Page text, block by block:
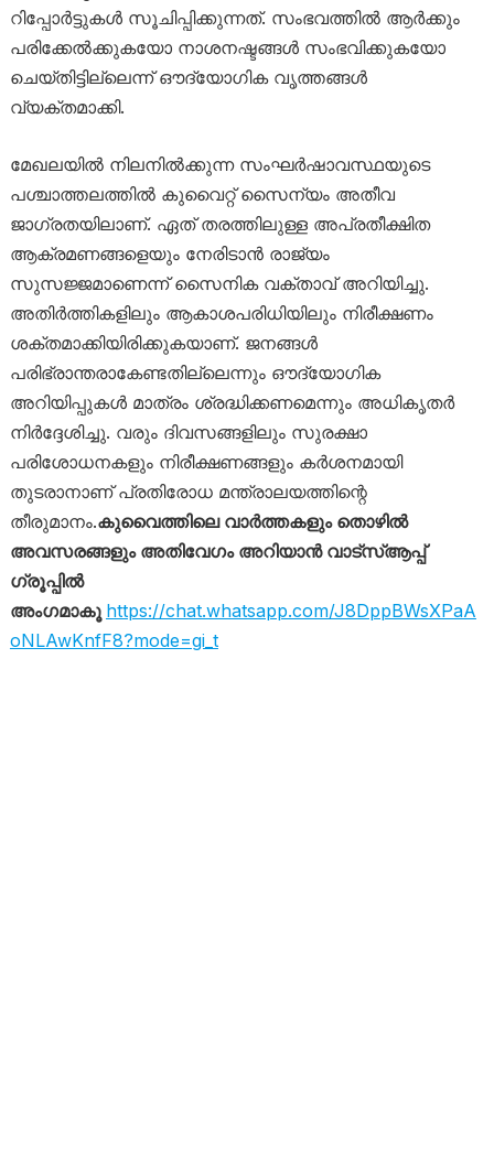
റിപ്പോർട്ടുകൾ സൂചിപ്പിക്കുന്നത്. സംഭവത്തിൽ ആർക്കും
പരിക്കേൽക്കുകയോ നാശനഷ്ടങ്ങൾ സംഭവിക്കുകയോ
ചെയ്തിട്ടില്ലെന്ന് ഔദ്യോഗിക വൃത്തങ്ങൾ
വ്യക്തമാക്കി.
മേഖലയിൽ നിലനിൽക്കുന്ന സംഘർഷാവസ്ഥയുടെ
പശ്ചാത്തലത്തിൽ കുവൈറ്റ് സൈന്യം അതീവ
ജാഗ്രതയിലാണ്. ഏത് തരത്തിലുള്ള അപ്രതീക്ഷിത
ആക്രമണങ്ങളെയും നേരിടാൻ രാജ്യം
സുസജ്ജമാണെന്ന് സൈനിക വക്താവ് അറിയിച്ചു.
അതിർത്തികളിലും ആകാശപരിധിയിലും നിരീക്ഷണം
ശക്തമാക്കിയിരിക്കുകയാണ്. ജനങ്ങൾ
പരിഭ്രാന്തരാകേണ്ടതില്ലെന്നും ഔദ്യോഗിക
അറിയിപ്പുകൾ മാത്രം ശ്രദ്ധിക്കണമെന്നും അധികൃതർ
നിർദ്ദേശിച്ചു. വരും ദിവസങ്ങളിലും സുരക്ഷാ
പരിശോധനകളും നിരീക്ഷണങ്ങളും കർശനമായി
തുടരാനാണ് പ്രതിരോധ മന്ത്രാലയത്തിന്റെ
തീരുമാനം.കുവൈത്തിലെ വാർത്തകളും തൊഴിൽ
അവസരങ്ങളും അതിവേഗം അറിയാൻ വാട്സ്ആപ്പ്
ഗ്രൂപ്പിൽ
അംഗമാകൂ https://chat.whatsapp.com/J8DppBWsXPaA
oNLAwKnfF8?mode=gi_t